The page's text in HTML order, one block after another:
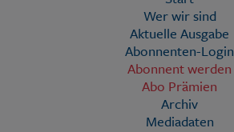
Wer wir sind
Aktuelle Ausgabe
Abonnenten-Login
Abonnent werden
Abo Prämien
Archiv
Mediadaten